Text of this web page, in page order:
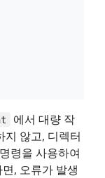
에서 대량 작
지 않고, 디렉터
령을 사용하여
, 오류가 발생